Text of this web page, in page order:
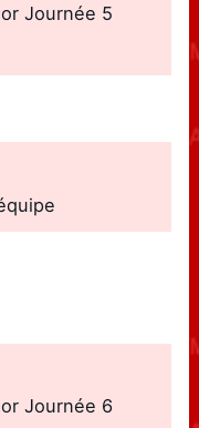
Journée 5
Journée 6